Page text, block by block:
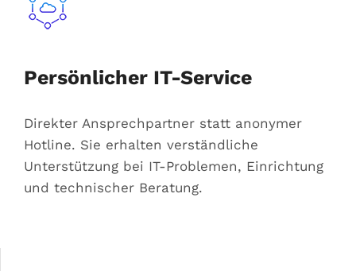
Persönlicher IT-Service
Direkter Ansprechpartner statt anonymer
Hotline. Sie erhalten verständliche
Unterstützung bei IT-Problemen, Einrichtung
und technischer Beratung.